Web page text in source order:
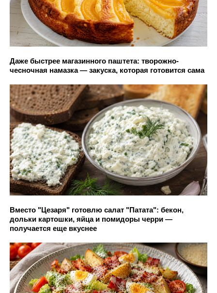
Даже быстрее магазинного паштета: творожно-
чесночная намазка — закуска, которая готовится сама
Вместо "Цезаря" готовлю салат "Патата": бекон,
дольки картошки, яйца и помидоры черри —
получается еще вкуснее